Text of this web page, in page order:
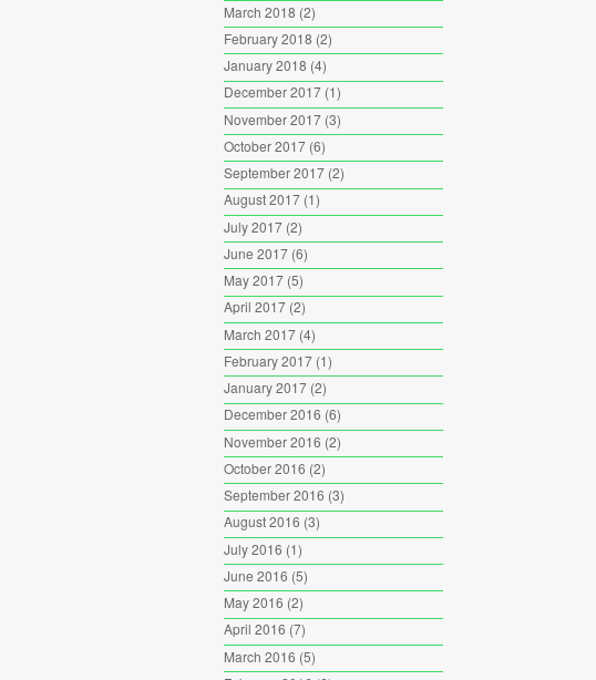
March 2018 (2)
February 2018 (2)
January 2018 (4)
December 2017(1)
November 2017(3)
October 2017(6)
September 2017(2)
August 2017(1)
July 2017(2)
June 2017(6)
May 2017(5)
April 2017(2)
March 2017(4)
February 2017(1)
January 2017(2)
December 2016 (6)
November 2016 (2)
October 2016 (2)
September 2016 (3)
August 2016 (3)
July 2016 (1)
June 2016 (5)
May 2016 (2)
April 2016 (7)
March 2016 (5)